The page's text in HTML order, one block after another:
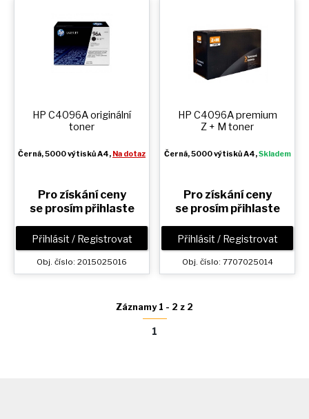
HP C4096A originální
toner
Černá, 5000 výtisků A4, Na dotaz
Pro získání ceny
se prosím přihlaste
Přihlásit / Registrovat
Obj. číslo: 2015025016
HP C4096A premium
Z + M toner
Černá, 5000 výtisků A4,Skladem
Pro získání ceny
se prosím přihlaste
Přihlásit / Registrovat
Obj. číslo: 7707025014
Záznamy 1 - 2 z 2
1